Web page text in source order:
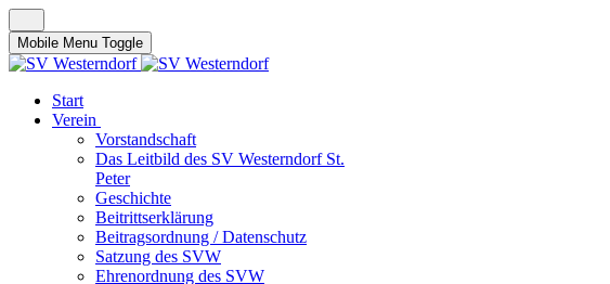
Mobile Menu Toggle
Start
Verein
Vorstandschaft
Das Leitbild des SV Westerndorf St.
Peter
Geschichte
Beitrittserklärung
Beitragsordnung / Datenschutz
Satzung des SVW
Ehrenordnung des SVW